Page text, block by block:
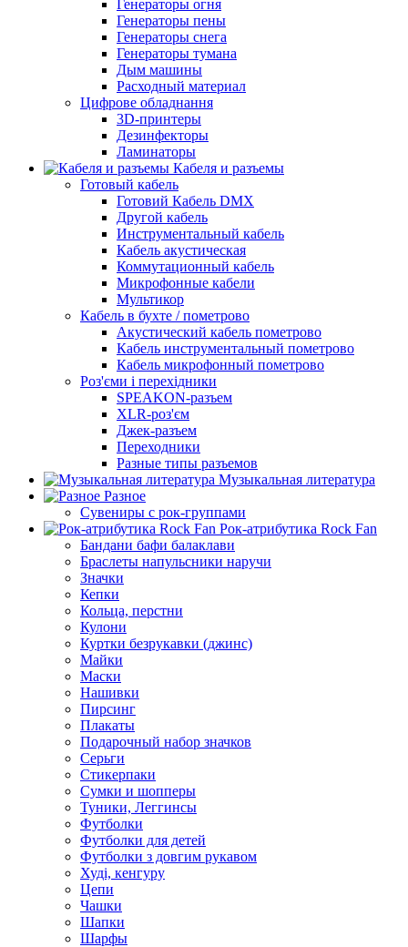
Генераторы огня
Генераторы пены
Генераторы снега
Генераторы тумана
Дым машины
Расходный материал
Цифрове обладнання
3D-принтеры
Дезинфекторы
Ламинаторы
Кабеля и разъемы
Готовый кабель
Готовий Кабель DMX
Другой кабель
Инструментальный кабель
Кабель акустическая
Коммутационный кабель
Микрофонные кабели
Мультикор
Кабель в бухте / пометрово
Акустический кабель пометрово
Кабель инструментальный пометрово
Кабель микрофонный пометрово
Роз'єми і перехідники
SPEAKON-разъем
XLR-роз'єм
Джек-разъем
Переходники
Разные типы разъемов
Музыкальная литература
Разное
Сувениры с рок-группами
Рок-атрибутика Rock Fan
Бандани бафи балаклави
Браслеты напульсники наручи
Значки
Кепки
Кольца, перстни
Кулони
Куртки безрукавки (джинс)
Майки
Маски
Нашивки
Пирсинг
Плакаты
Подарочный набор значков
Серьги
Стикерпаки
Сумки и шопперы
Туники, Леггинсы
Футболки
Футболки для детей
Футболки з довгим рукавом
Худі, кенгуру
Цепи
Чашки
Шапки
Шарфы